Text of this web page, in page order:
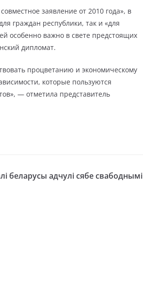
заявление от 2010 года», в
граждан республики, так и «для
особенно важно в свете предстоящих
дипломат.
процветанию и экономическому
которые пользуются
— отметила представитель
беларусы адчулі сябе свабоднымі